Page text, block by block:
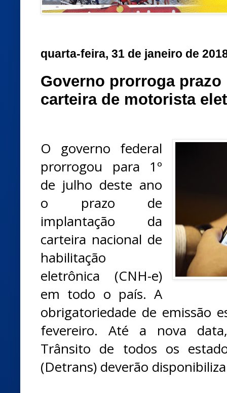
quarta-feira, 31 de janeiro de
Governo prorroga
carteira de motorista
O governo federal
prorrogou para 1º
de julho deste ano
o prazo de
implantação da
carteira nacional de
habilitação
eletrônica (CNH-e)
em todo o país. A
obrigatoriedade de emissão
fevereiro. Até a nova
Trânsito de todos os
(Detrans) deverão